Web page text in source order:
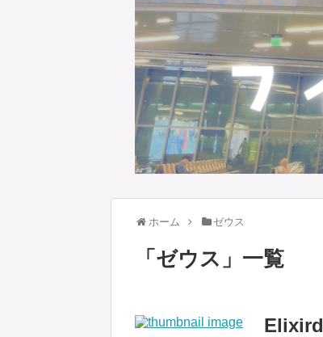
ホーム ゼウス
「 ゼウス 」 一覧